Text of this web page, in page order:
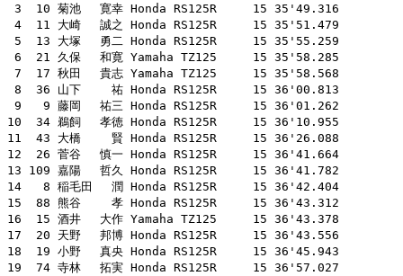
3  10 菊池　 寛幸 Honda RS125R     15 35'49.316
4  11 大崎　 誠之 Honda RS125R     15 35'51.479
5  13 大塚　 勇二 Honda RS125R     15 35'55.259
6  21 久保　 和寛 Yamaha TZ125     15 35'58.285
7  17 秋田　 貴志 Yamaha TZ125     15 35'58.568
8  36 山下　　 祐 Honda RS125R     15 36'00.813
9   9 藤岡　 祐三 Honda RS125R     15 36'01.262
10  34 鵜飼　 孝徳 Honda RS125R     15 36'10.955
11  43 大橋　　 賢 Honda RS125R     15 36'26.088
12  26 菅谷　 慎一 Honda RS125R     15 36'41.664
13 109 嘉陽　 哲久 Honda RS125R     15 36'41.782
14   8 稲毛田　 潤 Honda RS125R     15 36'42.404
15  88 熊谷　　 孝 Honda RS125R     15 36'43.312
16  15 酒井　 大作 Yamaha TZ125     15 36'43.378
17  20 天野　 邦博 Honda RS125R     15 36'43.556
18  19 小野　 真央 Honda RS125R     15 36'45.943
19  74 寺林　 拓実 Honda RS125R     15 36'57.027